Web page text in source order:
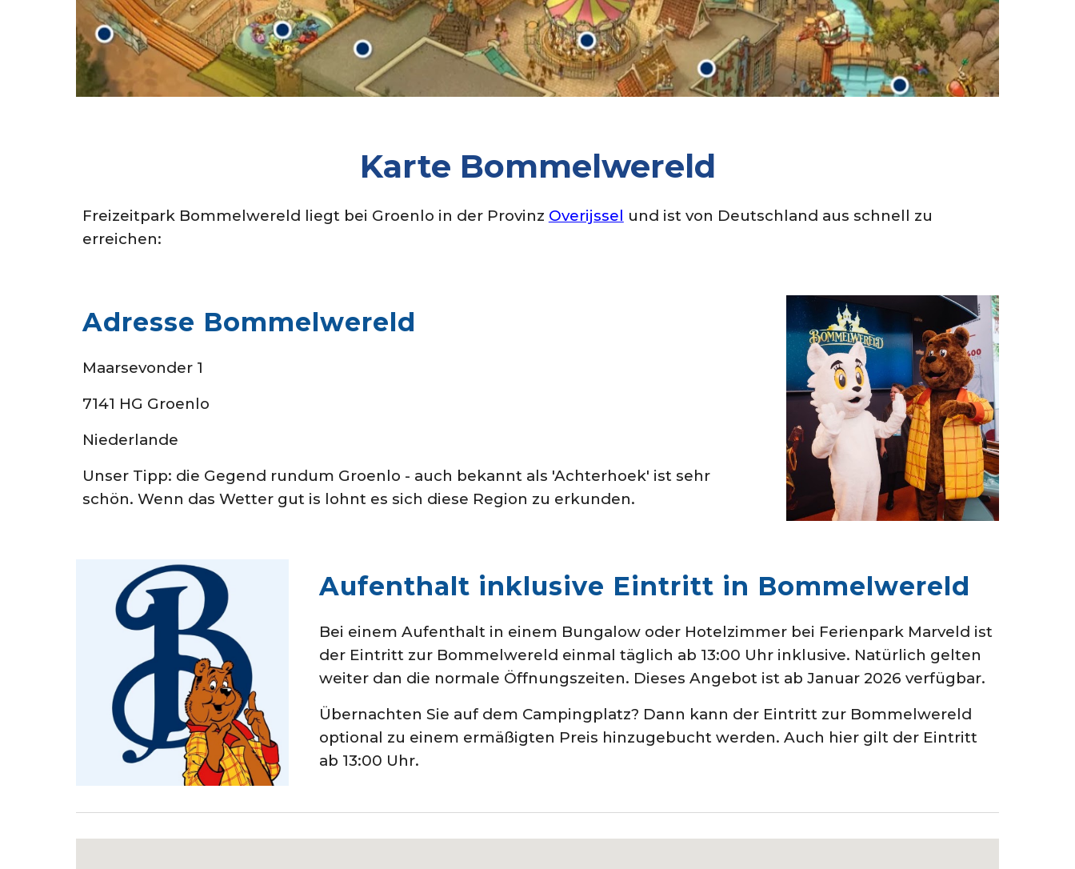
Karte Bommelwereld
Freizeitpark Bommelwereld liegt bei Groenlo in der Provinz Overijssel und ist von Deutschland aus schnell zu
erreichen:
Adresse Bommelwereld
Maarsevonder 1
7141 HG Groenlo
Niederlande
Unser Tipp: die Gegend rundum Groenlo - auch bekannt als 'Achterhoek' ist sehr
schön. Wenn das Wetter gut is lohnt es sich diese Region zu erkunden.
Aufenthalt inklusive Eintritt in Bommelwereld
Bei einem Aufenthalt in einem Bungalow oder Hotelzimmer bei Ferienpark Marveld ist
der Eintritt zur Bommelwereld einmal täglich ab 13:00 Uhr inklusive. Natürlich gelten
weiter dan die normale Öffnungszeiten. Dieses Angebot ist ab Januar 2026 verfügbar.
Übernachten Sie auf dem Campingplatz? Dann kann der Eintritt zur Bommelwereld
optional zu einem ermäßigten Preis hinzugebucht werden. Auch hier gilt der Eintritt
ab 13:00 Uhr.